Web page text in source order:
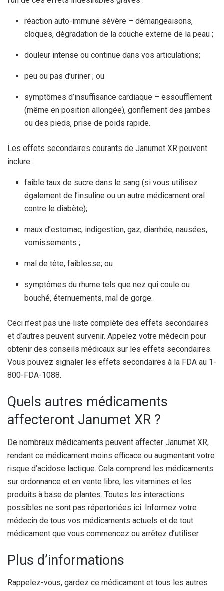
réaction auto-immune sévère – démangeaisons,
cloques, dégradation de la couche externe de la peau ;
douleur intense ou continue dans vos articulations;
peu ou pas d’uriner ; ou
symptômes d’insuffisance cardiaque – essoufflement
(même en position allongée), gonflement des jambes
ou des pieds, prise de poids rapide.
Les effets secondaires courants de Janumet XR peuvent
inclure :
faible taux de sucre dans le sang (si vous utilisez
également de l’insuline ou un autre médicament oral
contre le diabète);
maux d’estomac, indigestion, gaz, diarrhée, nausées,
vomissements ;
mal de tête, faiblesse; ou
symptômes du rhume tels que nez qui coule ou
bouché, éternuements, mal de gorge.
Ceci n’est pas une liste complète des effets secondaires
et d’autres peuvent survenir. Appelez votre médecin pour
obtenir des conseils médicaux sur les effets secondaires.
Vous pouvez signaler les effets secondaires à la FDA au 1-
800-FDA-1088.
Quels autres médicaments
affecteront Janumet XR ?
De nombreux médicaments peuvent affecter Janumet XR,
rendant ce médicament moins efficace ou augmentant votre
risque d’acidose lactique. Cela comprend les médicaments
sur ordonnance et en vente libre, les vitamines et les
produits à base de plantes. Toutes les interactions
possibles ne sont pas répertoriées ici. Informez votre
médecin de tous vos médicaments actuels et de tout
médicament que vous commencez ou arrêtez d’utiliser.
Plus d’informations
Rappelez-vous, gardez ce médicament et tous les autres